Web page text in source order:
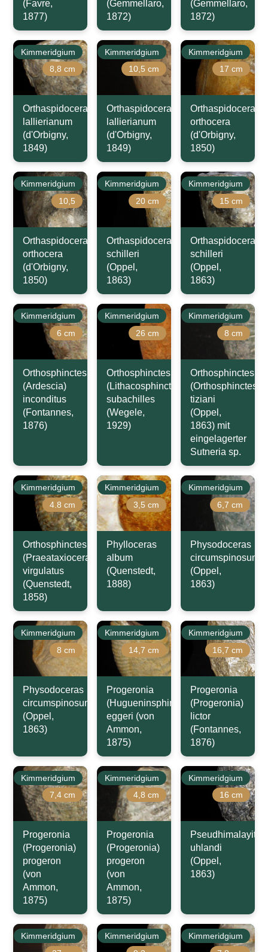
(Favre,
1877)
(Gemmellaro,
1872)
(Gemmellaro,
1872)
Kimmeridgium
8,8 cm
Orthaspidoceras
lallierianum
(d'Orbigny,
1849)
Kimmeridgium
10,5 cm
Orthaspidoceras
lallierianum
(d'Orbigny,
1849)
Kimmeridgium
17 cm
Orthaspidoceras
orthocera
(d'Orbigny,
1850)
Kimmeridgium
10,5
Orthaspidoceras
orthocera
(d'Orbigny,
1850)
Kimmeridgium
20 cm
Orthaspidoceras
schilleri
(Oppel,
1863)
Kimmeridgium
15 cm
Orthaspidoceras
schilleri
(Oppel,
1863)
Kimmeridgium
6 cm
Orthosphinctes
(Ardescia)
inconditus
(Fontannes,
1876)
Kimmeridgium
26 cm
Orthosphinctes
(Lithacosphinctes)
subachilles
(Wegele,
1929)
Kimmeridgium
8 cm
Orthosphinctes
(Orthosphinctes)
tiziani
(Oppel,
1863) mit
eingelagerter
Sutneria sp.
Kimmeridgium
4.8 cm
Orthosphinctes
(Praeataxioceras)
virgulatus
(Quenstedt,
1858)
Kimmeridgium
3,5 cm
Phylloceras
album
(Quenstedt,
1888)
Kimmeridgium
6,7 cm
Physodoceras
circumspinosum
(Oppel,
1863)
Kimmeridgium
8 cm
Physodoceras
circumspinosum
(Oppel,
1863)
Kimmeridgium
14,7 cm
Progeronia
(Hugueninsphinctes)
eggeri (von
Ammon,
1875)
Kimmeridgium
16,7 cm
Progeronia
(Progeronia)
lictor
(Fontannes,
1876)
Kimmeridgium
7,4 cm
Progeronia
(Progeronia)
progeron
(von
Ammon,
1875)
Kimmeridgium
4,8 cm
Progeronia
(Progeronia)
progeron
(von
Ammon,
1875)
Kimmeridgium
16 cm
Pseudhimalayites
uhlandi
(Oppel,
1863)
Kimmeridgium
Kimmeridgium
Kimmeridgium